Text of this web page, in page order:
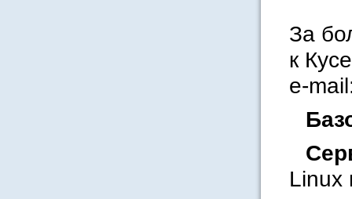
За
к
e-
Linux